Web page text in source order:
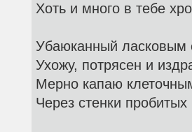
Хоть и много в тебе
Убаюканный ласковым
Ухожу, потрясен и
Мерно капаю
Через стенки